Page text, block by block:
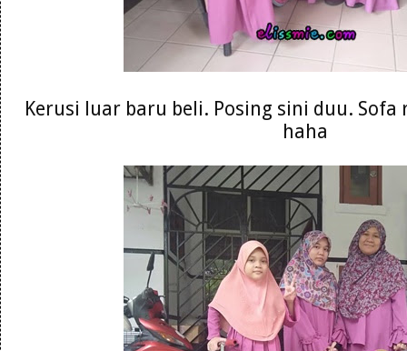
Kerusi luar baru beli. Posing sini duu. Sofa
haha